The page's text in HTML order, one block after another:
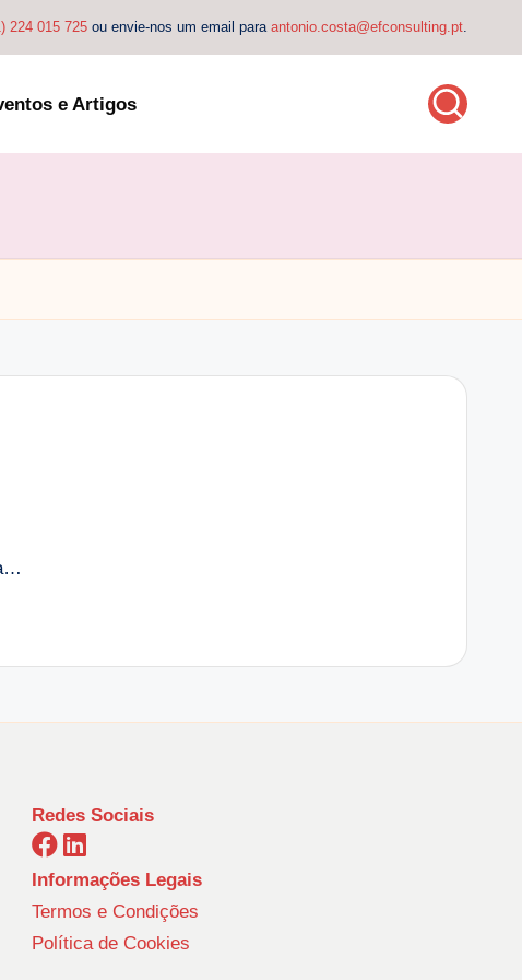
224 015 725 ou envie-nos um email para antonio.costa@efconsulting.pt.
e Artigos
Redes Sociais
Informações Legais
Termos e Condições
Política de Cookies